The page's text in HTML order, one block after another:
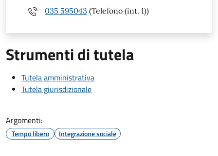
035 595043 (Telefono (int. 1))
Strumenti di tutela
Tutela amministrativa
Tutela giurisdizionale
Argomenti:
Tempo libero Integrazione sociale